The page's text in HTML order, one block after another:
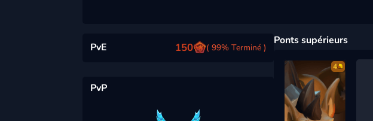
PvE 150 ( 99% Terminé )
PvP
Ponts supérieurs
4